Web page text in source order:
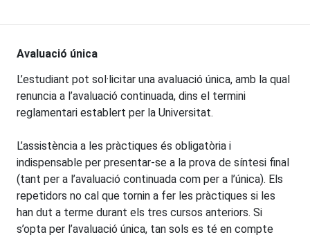
Avaluació única
L’estudiant pot sol·licitar una avaluació única, amb la qual
renuncia a l’avaluació continuada, dins el termini
reglamentari establert per la Universitat.
L’assistència a les pràctiques és obligatòria i
indispensable per presentar-se a la prova de síntesi final
(tant per a l’avaluació continuada com per a l’única). Els
repetidors no cal que tornin a fer les pràctiques si les
han dut a terme durant els tres cursos anteriors. Si
s’opta per l’avaluació única, tan sols es té en compte